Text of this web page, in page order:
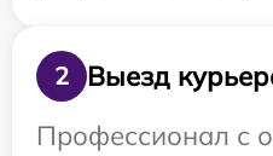
2
Выезд
Профессионал с